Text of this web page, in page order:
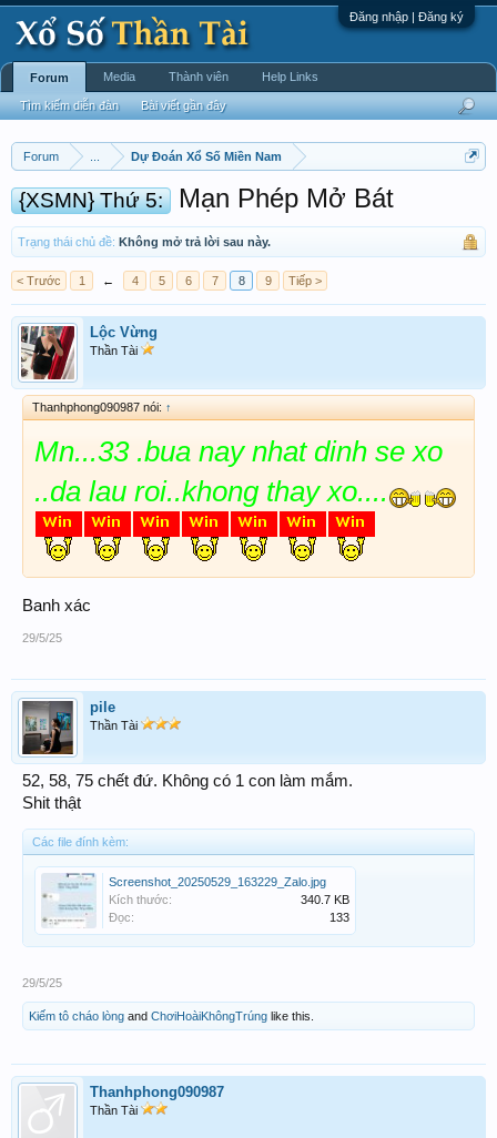
Đăng nhập | Đăng ký
Forum Dự Đoán Xổ Số Miền Nam
{XSMN} Thứ 5: Mạn Phép Mở Bát
Trạng thái chủ đề: Không mở trả lời sau này.
< Trước 1 ← 4 5 6 7 8 9 Tiếp >
Lộc Vừng
Thần Tài
Thanhphong090987 nói: ↑
Mn...33 .bua nay nhat dinh se xo
..da lau roi..khong thay xo....
Banh xác
29/5/25
pile
Thần Tài
52, 58, 75 chết đứ. Không có 1 con làm mắm.
Shit thật
Các file đính kèm:
Screenshot_20250529_163229_Zalo.jpg
Kích thước:
340.7 KB
Đọc:
133
29/5/25
Kiếm tô cháo lòng and ChơiHoàiKhôngTrúng like this.
Thanhphong090987
Thần Tài
Forum
Tìm kiếm diễn đàn Bài viết gần đây
Media Thành viên Help Links